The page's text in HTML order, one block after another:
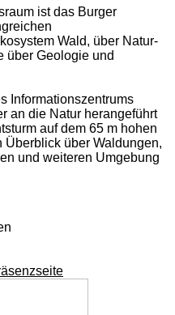
ist das Burger
Wald, über Natur-
über Geologie und
Informationszentrums
an die Natur herangeführt
auf dem 65 m hohen
über Waldungen,
und weiteren Umgebung